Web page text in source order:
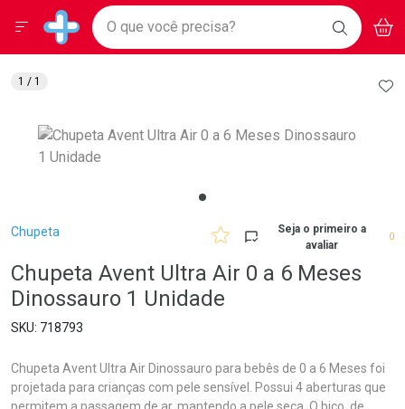
Drogarias Pacheco
Baixe nosso APP e aproveite Ofertas Exclusivas!
BAIXE
O APP
Ir direto para a home
pela página
Ir direto para o conteúdo
Ir direto para a busca
Ir direto para a conta
Ir direto para a notificações
Ir direto para o carrinho
Ir direto para o menu
Faça a sua busca
O que você precisa? BUSCAR
Menu
Breadcrumb
Chupeta
Seja o primeiro a
avaliar
0
Chupeta Avent Ultra Air 0 a 6 Meses
Dinossauro 1 Unidade
718793
Chupeta Avent Ultra Air Dinossauro para bebês de 0 a 6 Meses foi
projetada para crianças com pele sensível. Possui 4 aberturas que
1 / 1